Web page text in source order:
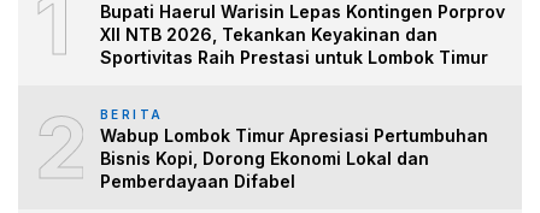
1
Bupati Haerul Warisin Lepas Kontingen Porprov
XII NTB 2026, Tekankan Keyakinan dan
Sportivitas Raih Prestasi untuk Lombok Timur
2 BERITA
Wabup Lombok Timur Apresiasi Pertumbuhan
Bisnis Kopi, Dorong Ekonomi Lokal dan
Pemberdayaan Difabel